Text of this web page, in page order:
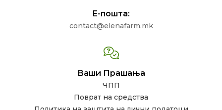
Е-пошта:
contact@elenafarm.mk
Ваши Прашања
ЧПП
Поврат на средства